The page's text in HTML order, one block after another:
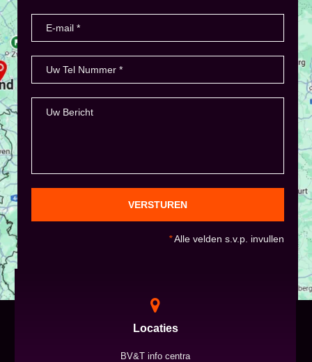
VERSTUREN
*Alle velden s.v.p. invullen
Locaties
BV&T info centra